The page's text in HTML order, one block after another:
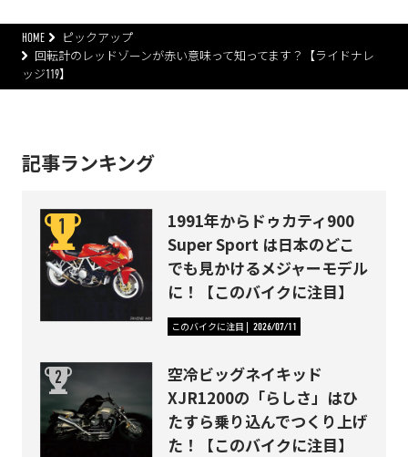
HOME
ピックアップ
回転計のレッドゾーンが赤い意味って知ってます？【ライドナレ
ッジ119】
記事ランキング
1991年からドゥカティ900
Super Sport は日本のどこ
でも見かけるメジャーモデル
に！【このバイクに注目】
このバイクに注目 2026/07/11
空冷ビッグネイキッド
XJR1200の「らしさ」はひ
たすら乗り込んでつくり上げ
た！【このバイクに注目】